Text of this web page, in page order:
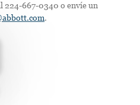
224-667-0340 o envíe un
.
notificación de chatbot